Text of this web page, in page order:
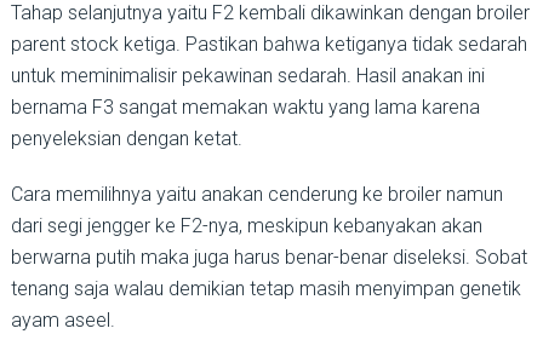
Tahap selanjutnya yaitu F2 kembali dikawinkan dengan broiler
parent stock ketiga. Pastikan bahwa ketiganya tidak sedarah
untuk meminimalisir pekawinan sedarah. Hasil anakan ini
bernama F3 sangat memakan waktu yang lama karena
penyeleksian dengan ketat.
Cara memilihnya yaitu anakan cenderung ke broiler namun
dari segi jengger ke F2-nya, meskipun kebanyakan akan
berwarna putih maka juga harus benar-benar diseleksi. Sobat
tenang saja walau demikian tetap masih menyimpan genetik
ayam aseel.